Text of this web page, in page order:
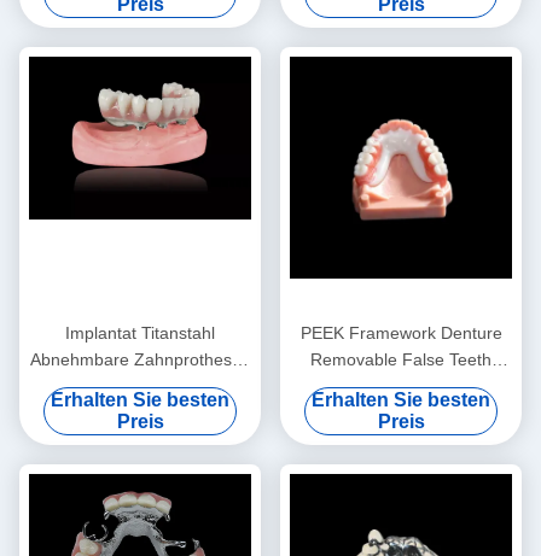
Implantat Titanstahl
Abnehmbare Zahnprothesen
Titanstahl Implantatstahl
Überpräparate
Erhalten Sie besten
Preis
PEEK Framework Denture
Removable False Teeth
Custom
Erhalten Sie besten
Preis